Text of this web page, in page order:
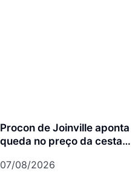
Procon de Joinville aponta
queda no preço da cesta
07/08/2026